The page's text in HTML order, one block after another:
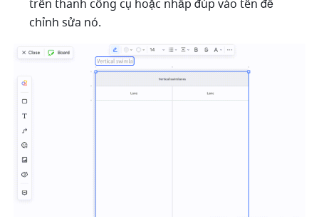
trên thanh công cụ hoặc nhấp đúp vào tên để
chỉnh sửa nó.